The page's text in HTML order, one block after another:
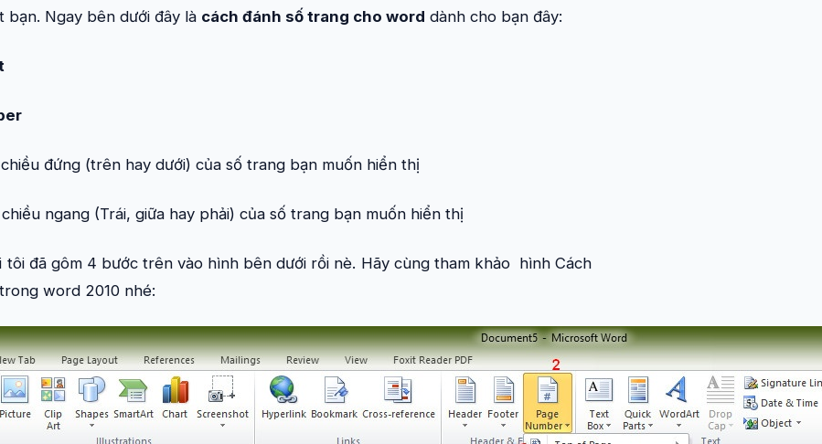
Ngay bên dưới đây là cách đánh số trang cho word dành cho bạn đây:
đứng (trên hay dưới) của số trang bạn muốn hiển thị
ngang (Trái, giữa hay phải) của số trang bạn muốn hiển thị
đã gôm 4 bước trên vào hình bên dưới rồi nè. Hãy cùng tham khảo hình Cách
word 2010 nhé: